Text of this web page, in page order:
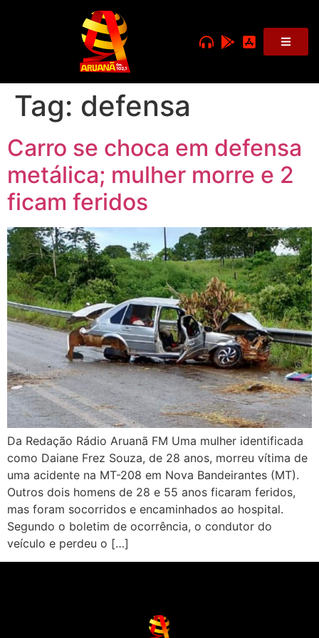
Tag: defensa
Carro se choca em defensa
metálica; mulher morre e 2
ficam feridos
Da Redação Rádio Aruanã FM Uma mulher identificada
como Daiane Frez Souza, de 28 anos, morreu vítima de
uma acidente na MT-208 em Nova Bandeirantes (MT).
Outros dois homens de 28 e 55 anos ficaram feridos,
mas foram socorridos e encaminhados ao hospital.
Segundo o boletim de ocorrência, o condutor do
veículo e perdeu o […]